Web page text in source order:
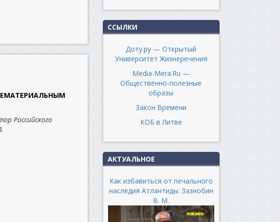
Российского
ССЫЛКИ
Доту.ру — Открытый
Университет Жизнеречения
Media-Mera.Ru —
Общественно-полезные
образы
Закон Времени
КОБ в Литве
АКТУАЛЬНОЕ
Как избавиться от печального
наследия Атлантиды. Зазнобин
В. М.